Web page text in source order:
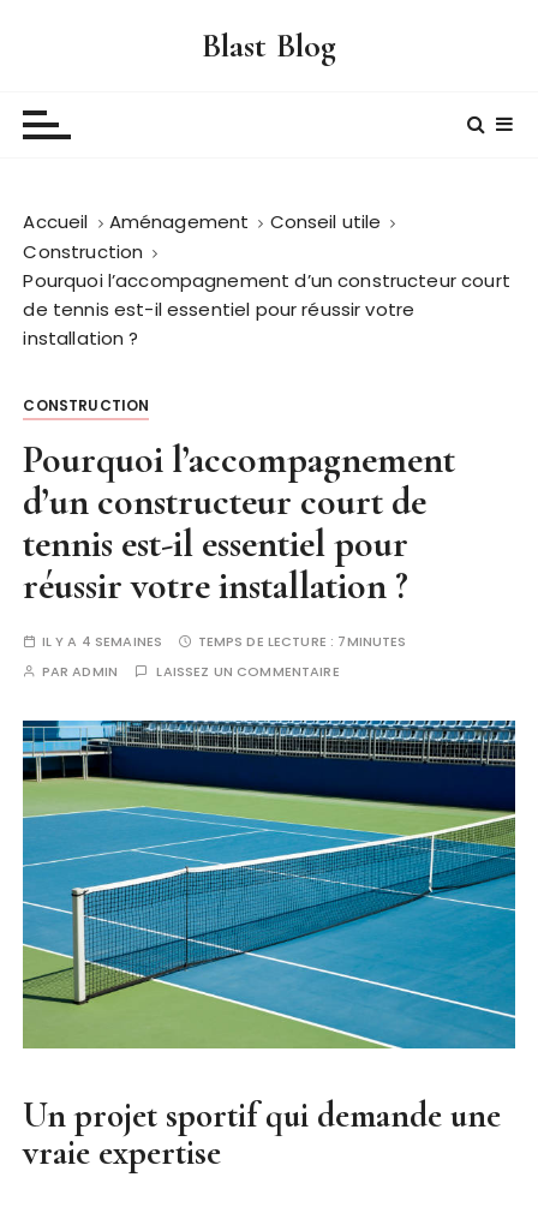
Blast Blog
Accueil Aménagement
Conseil utile
Construction
Pourquoi l’accompagnement d’un constructeur court
de tennis est-il essentiel pour réussir votre
installation ?
CONSTRUCTION
Pourquoi l’accompagnement
d’un constructeur court de
tennis est-il essentiel pour
réussir votre installation ?
IL Y A 4 SEMAINES TEMPS DE LECTURE : 7MINUTES
PARADMIN LAISSEZ UN COMMENTAIRE
Un projet sportif qui demande une
vraie expertise